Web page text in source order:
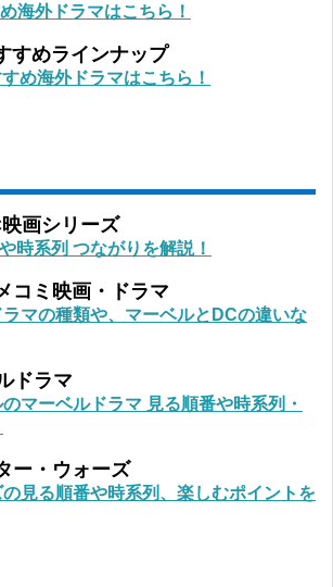
海外ドラマはこちら！
すめラインナップ
め海外ドラマはこちら！
画シリーズ
時系列 つながりを解説！
コミ映画・ドラマ
マの種類や、マーベルとDCの違いな
ドラマ
マーベルドラマ 見る順番や時系列・
ー・ウォーズ
見る順番や時系列、楽しむポイントを